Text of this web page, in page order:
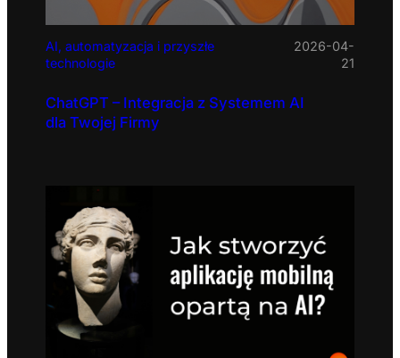
AI, automatyzacja i przyszłe
technologie
2026-04-
21
ChatGPT – Integracja z Systemem AI
dla Twojej Firmy